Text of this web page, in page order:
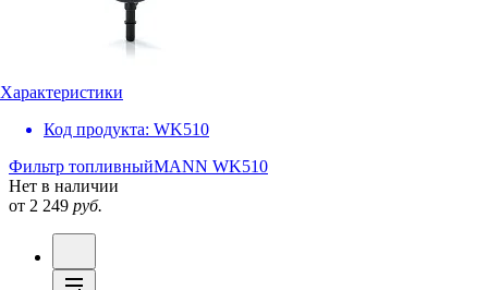
Характеристики
Код продукта: WK510
Фильтр топливныйMANN WK510
Нет в наличии
от 2 249 руб.